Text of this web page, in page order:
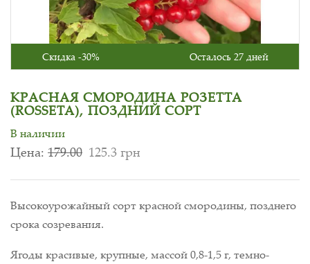
Скидка -30% Осталось 27 дней
КРАСНАЯ СМОРОДИНА РОЗЕТТА
(ROSSETA), ПОЗДНИЙ СОРТ
В наличии
Цена: 179.00 125.3 грн
Высокоурожайный сорт красной смородины, позднего
срока созревания.
Ягоды красивые, крупные, массой 0,8-1,5 г, темно-